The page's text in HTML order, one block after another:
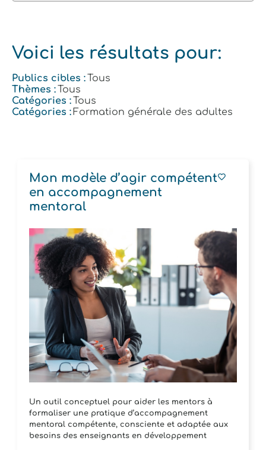
Voici les résultats pour:
Publics cibles : Tous
Thèmes : Tous
Catégories : Tous
Catégories : Formation générale des adultes
Mon modèle d’agir compétent
en accompagnement
mentoral
Un outil conceptuel pour aider les mentors à
formaliser une pratique d’accompagnement
mentoral compétente, consciente et adaptée aux
besoins des enseignants en développement